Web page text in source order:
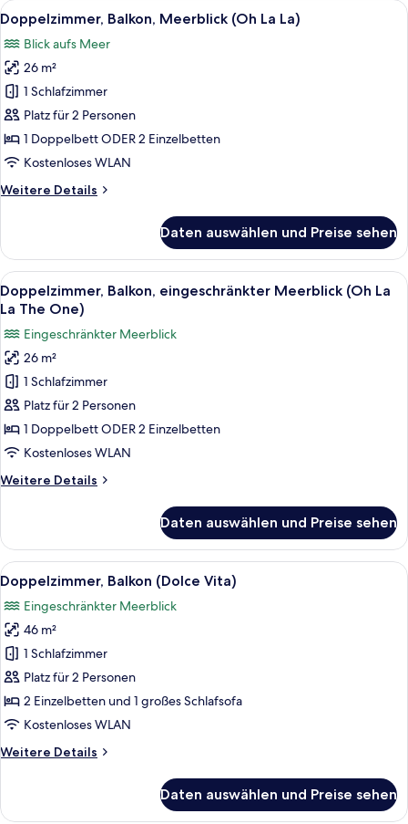
Meerblick
(Oh
La
La)
Alle
Fotos
für
Doppelzimmer,
Balkon,
Meerblick
(Oh
La
anzeigen
Ein modernes Hotelzimmer mit
10
Doppelzimmer, Balkon, Meerblick (Oh La La)
Blick aufs Meer
26 m²
1 Schlafzimmer
Platz für 2 Personen
1 Doppelbett ODER 2 Einzelbetten
Kostenloses WLAN
Weitere Details
Weitere
Balkon,
Meerblick
(Oh
La
Daten auswählen und Preise sehen
Alle
Fotos
Doppelzimmer,
Balkon,
eingeschränkter
Meerblick
(Oh
La
The
Ein modernes Hotelzimmer mit
11
Doppelzimmer, Balkon, eingeschränkter Meerblick (Oh La
La The One)
Eingeschränkter Meerblick
26 m²
1 Schlafzimmer
Platz für 2 Personen
1 Doppelbett ODER 2 Einzelbetten
Kostenloses WLAN
Weitere Details
Weitere
Balkon,
eingeschränkter
Meerblick
(Oh
La
La
The
One)
Daten auswählen und Preise sehen
Alle
Fotos
für
Doppelzimmer,
Balkon
(Dolce
Vita)
anzeigen
Ein modernes Hotelzimmer mit
9
Doppelzimmer, Balkon (Dolce Vita)
Eingeschränkter Meerblick
46 m²
1 Schlafzimmer
Platz für 2 Personen
2 Einzelbetten und 1 großes Schlafsofa
Kostenloses WLAN
Weitere Details
Weitere
Balkon
Daten auswählen und Preise sehen